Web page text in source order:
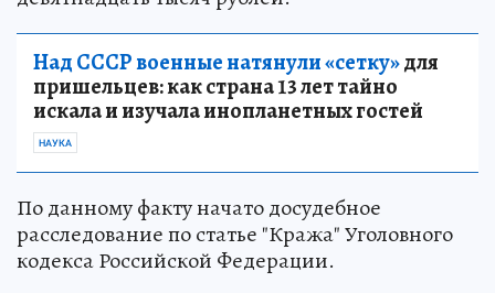
Над СССР военные натянули «сетку»для
пришельцев: как страна 13 лет тайно
искала и изучала инопланетных гостей
НАУКА
По данному факту начато досудебное
расследование по статье "Кража" Уголовного
кодекса Российской Федерации.